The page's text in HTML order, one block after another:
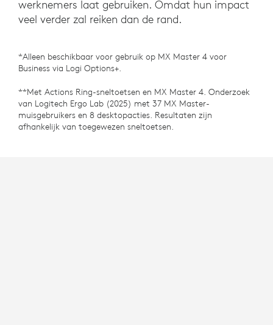
werknemers laat gebruiken. Omdat hun impact
veel verder zal reiken dan de rand.
*Alleen beschikbaar voor gebruik op MX Master 4 voor
Business via Logi Options+.
**Met Actions Ring-sneltoetsen en MX Master 4. Onderzoek
van Logitech Ergo Lab (2025) met 37 MX Master-
muisgebruikers en 8 desktopacties. Resultaten zijn
afhankelijk van toegewezen sneltoetsen.